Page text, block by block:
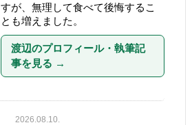
すが、無理して食べて後悔するこ
とも増えました。
渡辺のプロフィール・執筆記
事を見る →
2026.08.10.